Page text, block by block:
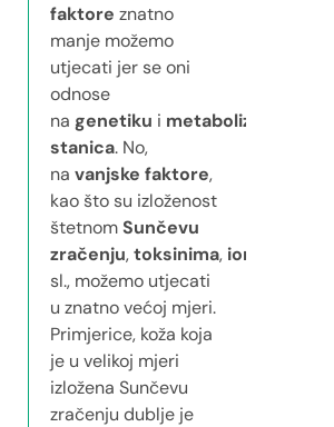
faktore znatno
manje možemo
utjecati jer se oni
odnose
na genetiku i metabolizam
stanica. No,
na vanjske faktore,
kao što su izloženost
štetnomSunčevu
zračenju,toksinima, ionizirajućem
sl., možemo utjecati
u znatno većoj mjeri.
Primjerice, koža koja
je u velikoj mjeri
izložena Sunčevu
zračenju dublje je